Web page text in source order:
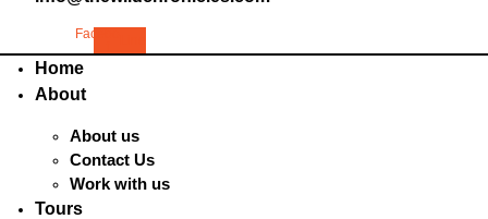
Facebook-
Home
About
About us
Contact Us
Work with us
Tours